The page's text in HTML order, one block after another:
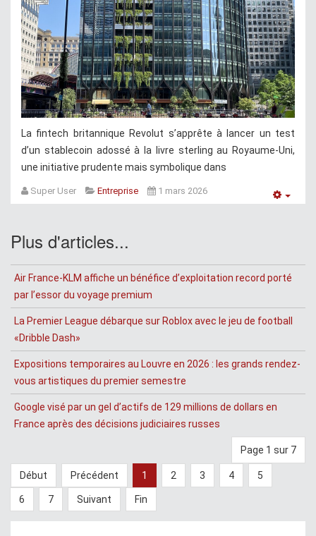
La fintech britannique Revolut s’apprête à lancer un test
d’un stablecoin adossé à la livre sterling au Royaume-Uni,
une initiative prudente mais symbolique dans
Super User Entreprise 1 mars 2026
Plus d'articles...
Air France-KLM affiche un bénéfice d’exploitation record porté
par l’essor du voyage premium
La Premier League débarque sur Roblox avec le jeu de football
«Dribble Dash»
Expositions temporaires au Louvre en 2026 : les grands rendez-
vous artistiques du premier semestre
Google visé par un gel d’actifs de 129 millions de dollars en
France après des décisions judiciaires russes
Page 1 sur 7
Début Précédent 1 2 3 4 5
6 7 Suivant Fin